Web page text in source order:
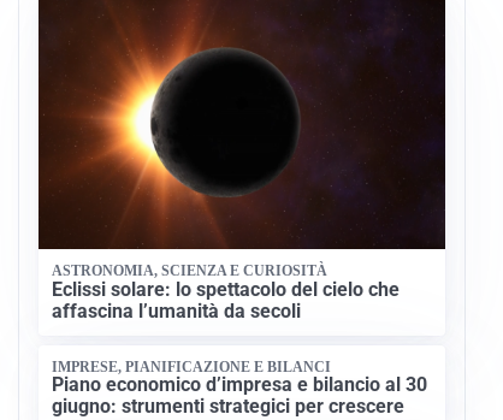
ASTRONOMIA, SCIENZA E CURIOSITÀ
Eclissi solare: lo spettacolo del cielo che
affascina l’umanità da secoli
IMPRESE, PIANIFICAZIONE E BILANCI
Piano economico d’impresa e bilancio al 30
giugno: strumenti strategici per crescere